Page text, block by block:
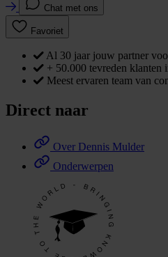
Chat met ons
Favoriet
Al 30 jaar jouw partner
+ 50.000 tevreden klanten
Meest ervaren team van
Direct naar
Over Dennis Mulder
Onderwerpen